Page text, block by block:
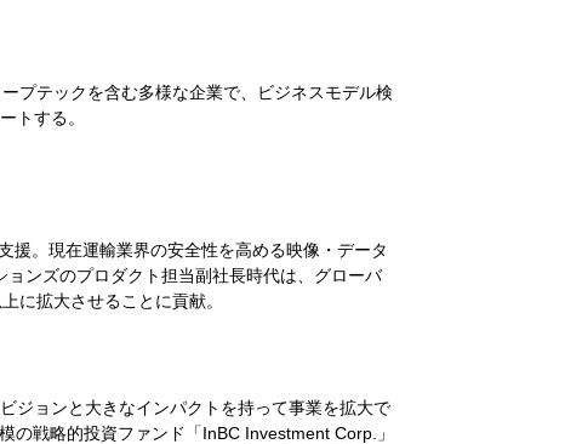
プテックを含む多様な企業で、ビジネスモデル検
トする。
援。現在運輸業界の安全性を高める映像・データ
ンズのプロダクト担当副社長時代は、グローバ
に拡大させることに貢献。
ジョンと大きなインパクトを持って事業を拡大で
の戦略的投資ファンド「InBC Investment Corp.」